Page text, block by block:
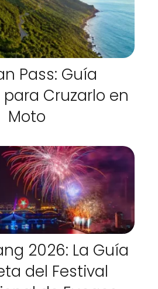
Pass: Guía
Cruzarlo en
Moto
2026: La Guía
del Festival